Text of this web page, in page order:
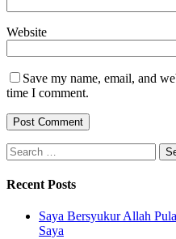
Website
Save my name, email, and
time I comment.
Search
for:
Recent Posts
Saya Bersyukur Allah
Saya